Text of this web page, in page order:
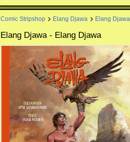
Comic Stripshop Elang Djawa Elang Djawa
Elang Djawa - Elang Djawa